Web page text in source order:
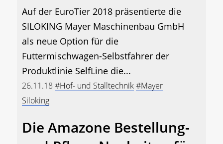
Auf der EuroTier 2018 präsentierte die
SILOKING Mayer Maschinenbau GmbH
als neue Option für die
Futtermischwagen-Selbstfahrer der
Produktlinie SelfLine die...
26.11.18#Hof- und Stalltechnik#Mayer
Siloking
Die Amazone Bestellung-